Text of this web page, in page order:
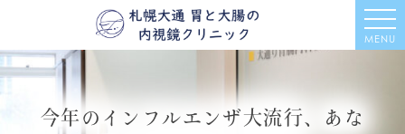
MENU
今年のインフルエンザ大流行、あな